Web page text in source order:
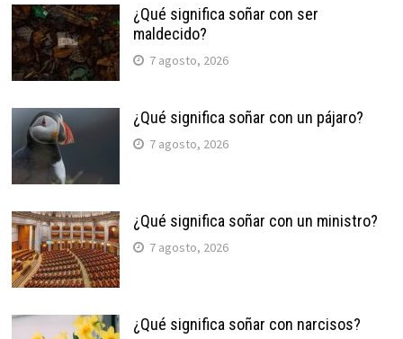
¿Qué significa soñar con ser
maldecido?
7 agosto, 2026
¿Qué significa soñar con un pájaro?
7 agosto, 2026
¿Qué significa soñar con un ministro?
7 agosto, 2026
¿Qué significa soñar con narcisos?